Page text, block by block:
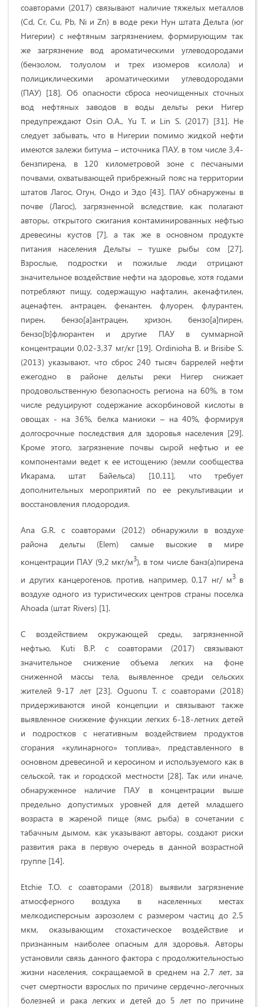
соавторами (2017) связывают наличие тяжелых металлов
(Cd, Cr, Cu, Pb, Ni и Zn) в воде реки Нун штата Дельта (юг
Нигерии) с нефтяным загрязнением, формирующим так
же загрязнение вод ароматическими углеводородами
(бензолом, толуолом и трех изомеров ксилола) и
полициклическими ароматическими углеводородами
(ПАУ) [18]. Об опасности сброса неочищенных сточных
вод нефтяных заводов в воды дельты реки Нигер
предупреждают Osin O.A., Yu T. и Lin S. (2017) [31]. Не
следует забывать, что в Нигерии помимо жидкой нефти
имеются залежи битума – источника ПАУ, в том числе 3,4-
бензпирена, в 120 километровой зоне с песчаными
почвами, охватывающей прибрежный пояс на территории
штатов Лагос, Огун, Ондо и Эдо [43]. ПАУ обнаружены в
почве (Лагос), загрязненной вследствие, как полагают
авторы, открытого сжигания контаминированных нефтью
древесины кустов [7], а так же в основном продукте
питания населения Дельты – тушке рыбы сом [27].
Взрослые, подростки и пожилые люди отрицают
значительное воздействие нефти на здоровье, хотя годами
потребляют пищу, содержащую нафталин, акенафтилен,
аценафтен, антрацен, фенантен, флуорен, флурантен,
пирен, бензо[a]антрацен, хризон, бензо[a]пирен,
бензо[b]флюрантен и другие ПАУ в суммарной
концентрации 0,02-3,37 мг/кг [19]. Ordinioha B. и Brisibe S.
(2013) указывают, что сброс 240 тысяч баррелей нефти
ежегодно в районе дельты реки Нигер снижает
продовольственную безопасность региона на 60%, в том
числе редуцируют содержание аскорбиновой кислоты в
овощах - на 36%, белка маниоки – на 40%, формируя
долгосрочные последствия для здоровья населения [29].
Кроме этого, загрязнение почвы сырой нефтью и ее
компонентами ведет к ее истощению (земли сообщества
Икарама, штат Байельса) [10,11], что требует
дополнительных мероприятий по ее рекультивации и
восстановления плодородия.
Ana G.R. с соавторами (2012) обнаружили в воздухе
района дельты (Elem) самые высокие в мире
концентрации ПАУ (9,2 мкг/м3), в том числе банз(а)пирена
и других канцерогенов, против, например, 0,17 нг/ м3 в
воздухе одного из туристических центров страны поселка
Ahoada (штат Rivers) [1].
С воздействием окружающей среды, загрязненной
нефтью, Kuti B.P. с соавторами (2017) связывают
значительное снижение объема легких на фоне
сниженной массы тела, выявленное среди сельских
жителей 9-17 лет [23]. Oguonu T. с соавторами (2018)
придерживаются иной концепции и связывают также
выявленное снижение функции легких 6-18-летних детей
и подростков с негативным воздействием продуктов
сгорания «кулинарного» топлива», представленного в
основном древесиной и керосином и используемого как в
сельской, так и городской местности [28]. Так или иначе,
обнаруженное наличие ПАУ в концентрации выше
предельно допустимых уровней для детей младшего
возраста в жареной пище (ямс, рыба) в сочетании с
табачным дымом, как указывают авторы, создают риски
развития рака в первую очередь в данной возрастной
группе [14].
Etchie T.O. с соавторами (2018) выявили загрязнение
атмосферного воздуха в населенных местах
мелкодисперсным аэрозолем с размером частиц до 2,5
мкм, оказывающим стохастическое воздействие и
признанным наиболее опасным для здоровья. Авторы
установили связь данного фактора с продолжительностью
жизни населения, сокращаемой в среднем на 2,7 лет, за
счет смертности взрослых по причине сердечно-легочных
болезней и рака легких и детей до 5 лет по причине